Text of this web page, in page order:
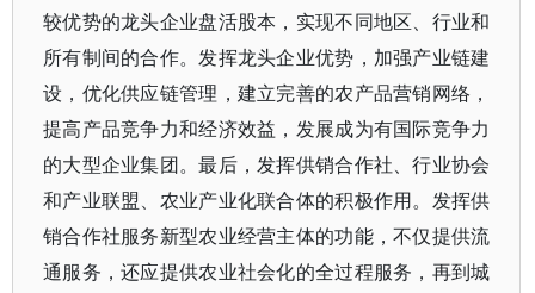
较优势的龙头企业盘活股本，实现不同地区、行业和
所有制间的合作。发挥龙头企业优势，加强产业链建
设，优化供应链管理，建立完善的农产品营销网络，
提高产品竞争力和经济效益，发展成为有国际竞争力
的大型企业集团。最后，发挥供销合作社、行业协会
和产业联盟、农业产业化联合体的积极作用。发挥供
销合作社服务新型农业经营主体的功能，不仅提供流
通服务，还应提供农业社会化的全过程服务，再到城